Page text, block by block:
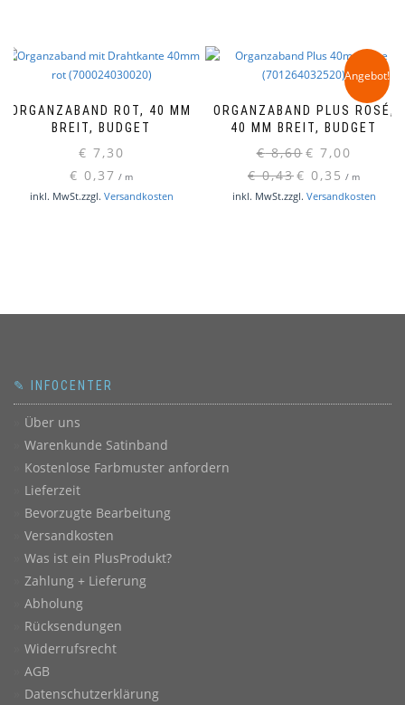
ORGANZABAND ROT, 40 MM
BREIT, BUDGET
€ 7,30
€ 0,37 / m
inkl. MwSt.zzgl. Versandkosten
ORGANZABAND PLUS ROSÉ,
40 MM BREIT, BUDGET
Angebot!
€8,60 Ursprünglicher
Preis
€ 7,00
€0,43€ 0,35 / m
inkl. MwSt.zzgl. Versandkosten
✎ INFOCENTER
Über uns
Warenkunde Satinband
Kostenlose Farbmuster anfordern
Lieferzeit
Bevorzugte Bearbeitung
Versandkosten
Was ist ein PlusProdukt?
Zahlung + Lieferung
Abholung
Rücksendungen
Widerrufsrecht
AGB
Datenschutzerklärung